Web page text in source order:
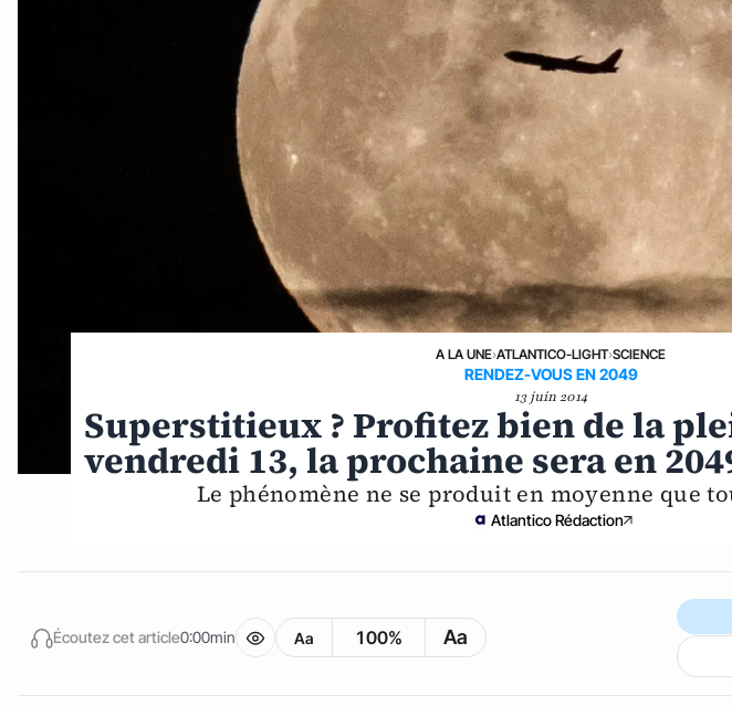
A LA UNE›ATLANTICO-LIGHT›SCIENCE
RENDEZ-VOUS EN 2049
13 juin 2014
Superstitieux ? Profitez bien de la
vendredi 13, la prochaine sera en
Le phénomène ne se produit en moyenne que
Atlantico Rédaction
Écoutez cet article0:00min Aa 100% Aa